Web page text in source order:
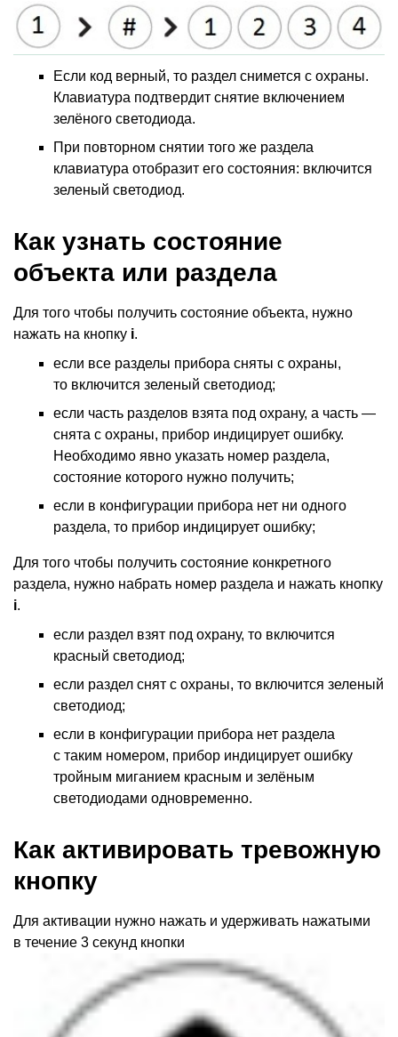
Если код верный, то раздел снимется с охраны.
Клавиатура подтвердит снятие включением
зелёного светодиода.
При повторном снятии того же раздела
клавиатура отобразит его состояния: включится
зеленый светодиод.
Как узнать состояние
объекта или раздела
Для того чтобы получить состояние объекта, нужно
нажать на кнопку i.
если все разделы прибора сняты с охраны,
то включится зеленый светодиод;
если часть разделов взята под охрану, а часть —
снята с охраны, прибор индицирует ошибку.
Необходимо явно указать номер раздела,
состояние которого нужно получить;
если в конфигурации прибора нет ни одного
раздела, то прибор индицирует ошибку;
Для того чтобы получить состояние конкретного
раздела, нужно набрать номер раздела и нажать кнопку
i.
если раздел взят под охрану, то включится
красный светодиод;
если раздел снят с охраны, то включится зеленый
светодиод;
если в конфигурации прибора нет раздела
с таким номером, прибор индицирует ошибку
тройным миганием красным и зелёным
светодиодами одновременно.
Как активировать тревожную
кнопку
Для активации нужно нажать и удерживать нажатыми
в течение 3 секунд кнопки